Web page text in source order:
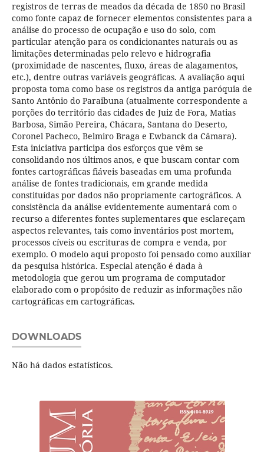
registros de terras de meados da década de 1850 no Brasil
como fonte capaz de fornecer elementos consistentes para a
análise do processo de ocupação e uso do solo, com
particular atenção para os condicionantes naturais ou as
limitações determinadas pelo relevo e hidrografia
(proximidade de nascentes, fluxo, áreas de alagamentos,
etc.), dentre outras variáveis geográficas. A avaliação aqui
proposta toma como base os registros da antiga paróquia de
Santo Antônio do Paraibuna (atualmente correspondente a
porções do território das cidades de Juiz de Fora, Matias
Barbosa, Simão Pereira, Chácara, Santana do Deserto,
Coronel Pacheco, Belmiro Braga e Ewbanck da Câmara).
Esta iniciativa participa dos esforços que vêm se
consolidando nos últimos anos, e que buscam contar com
fontes cartográficas fiáveis baseadas em uma profunda
análise de fontes tradicionais, em grande medida
constituídas por dados não propriamente cartográficos. A
consistência da análise evidentemente aumentará com o
recurso a diferentes fontes suplementares que esclareçam
aspectos relevantes, tais como inventários post mortem,
processos cíveis ou escrituras de compra e venda, por
exemplo. O modelo aqui proposto foi pensado como auxiliar
da pesquisa histórica. Especial atenção é dada à
metodologia que gerou um programa de computador
elaborado com o propósito de reduzir as informações não
cartográficas em cartográficas.
DOWNLOADS
Não há dados estatísticos.